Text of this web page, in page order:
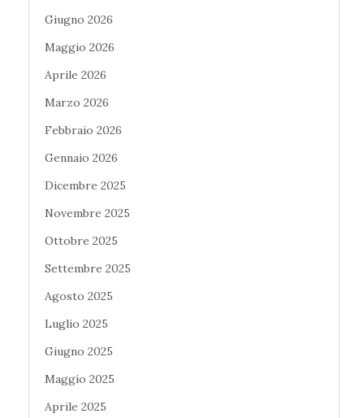
Giugno 2026
Maggio 2026
Aprile 2026
Marzo 2026
Febbraio 2026
Gennaio 2026
Dicembre 2025
Novembre 2025
Ottobre 2025
Settembre 2025
Agosto 2025
Luglio 2025
Giugno 2025
Maggio 2025
Aprile 2025